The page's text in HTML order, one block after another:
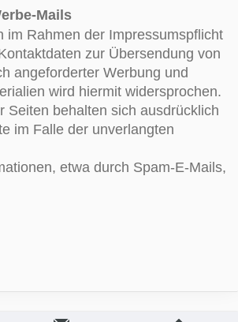
Mails
im Rahmen der Impressumspflicht
zur Übersendung von
angeforderter Werbung und
wird hiermit widersprochen.
Seiten behalten sich ausdrücklich
im Falle der unverlangten
etwa durch Spam-E-Mails,